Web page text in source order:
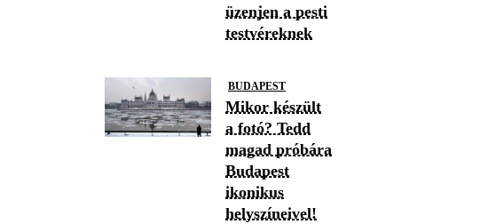
üzenjen a pesti
testvéreknek
BUDAPEST
Mikor készült
a fotó? Tedd
magad próbára
Budapest
ikonikus
helyszíneivel!